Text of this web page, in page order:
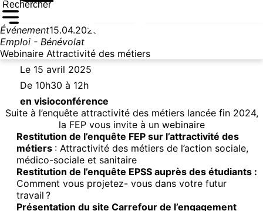
Rechercher sur le site
Saisissez au moins 3 caractères pour lancer la recherche
Événement15.04.2025
Emploi - Bénévolat
Webinaire Attractivité des métiers
Le 15 avril 2025
De 10h30 à 12h
en visioconférence
Suite à l’enquête attractivité des métiers lancée fin 2024,
la FEP vous invite à un webinaire
Restitution de l’enquête FEP sur l’attractivité des
métiers : Attractivité des métiers de l’action sociale,
médico-sociale et sanitaire
Restitution de l’enquête EPSS auprès des étudiants :
Comment vous projetez- vous dans votre futur
travail ?
Présentation du site Carrefour de l’engagement